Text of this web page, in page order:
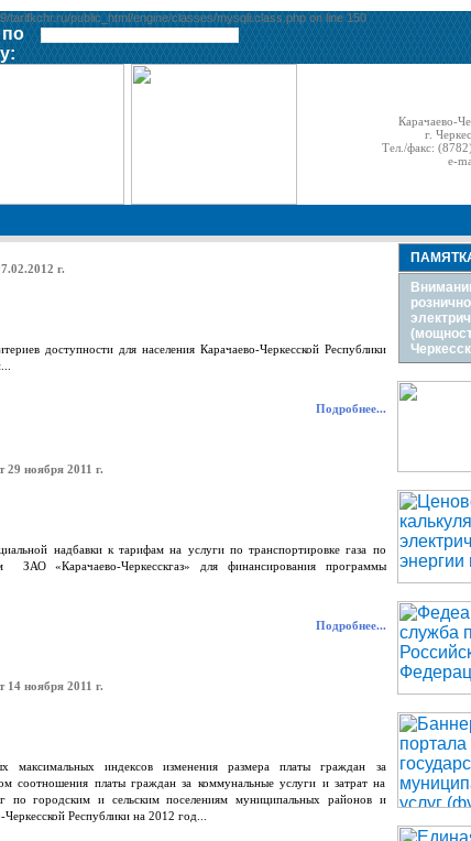
public_html/engine/classes/mysqli.class.php on line 150
по
Карачаево-
г.
Тел./факс:
e-
г.
доступности для населения Карачаево-Черкесской Республики
Подробнее...
ноября 2011 г.
надбавки к тарифам на услуги по транспортировке газа по
ЗАО «Карачаево-Черкесскгаз» для финансирования программы
Подробнее...
ноября 2011 г.
максимальных индексов изменения размера платы граждан за
соотношения платы граждан за коммунальные услуги и затрат на
по городским и сельским поселениям муниципальных районов и
Республики на 2012 год...